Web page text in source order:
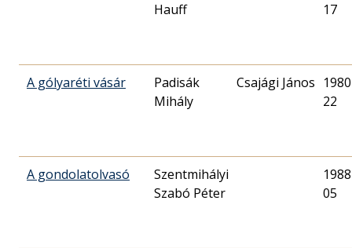
Hauff
17
A gólyaréti vásár
Padisák
Mihály
Csajági János
22
A gondolatolvasó
Szentmihályi
Szabó Péter
05